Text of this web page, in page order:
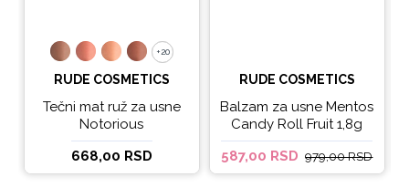
+20
+20
RUDE COSMETICS
Tečni mat ruž za usne
Notorious
668,00 RSD
RUDE COSMETICS
Balzam za usne Mentos
Candy Roll Fruit 1,8g
587,00 RSD 979,00 RSD